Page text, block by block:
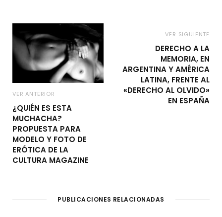
VER ANTERIOR
¿QUIÉN ES ESTA
MUCHACHA?
PROPUESTA PARA
MODELO Y FOTO DE
ERÓTICA DE LA
CULTURA MAGAZINE
VER SIGUIENTE
DERECHO A LA
MEMORIA, EN
ARGENTINA Y AMÉRICA
LATINA, FRENTE AL
«DERECHO AL OLVIDO»
EN ESPAÑA
PUBLICACIONES RELACIONADAS